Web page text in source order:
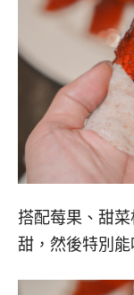
搭配莓果、甜
甜，然後特別能